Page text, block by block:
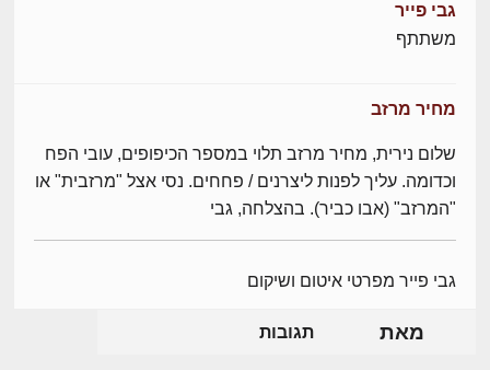
גבי פייר
משתתף
מחיר מרזב
שלום נירית, מחיר מרזב תלוי במספר הכיפופים, עובי הפח
וכדומה. עליך לפנות ליצרנים / פחחים. נסי אצל "מרזבית" או
"המרזב" (אבו כביר). בהצלחה, גבי
גבי פייר מפרטי איטום ושיקום
מאת תגובות